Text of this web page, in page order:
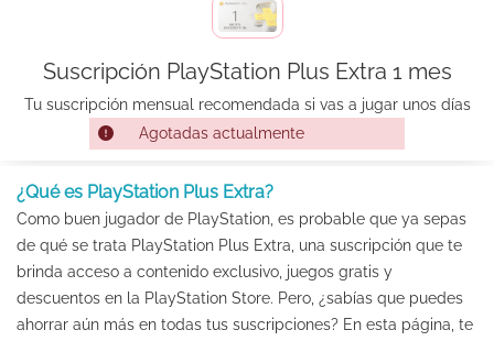
Suscripción PlayStation Plus Extra 1 mes
Tu suscripción mensual recomendada si vas a jugar unos días
Agotadas actualmente
¿Qué es PlayStation Plus Extra?
Como buen jugador de PlayStation, es probable que ya sepas
de qué se trata PlayStation Plus Extra, una suscripción que te
brinda acceso a contenido exclusivo, juegos gratis y
descuentos en la PlayStation Store. Pero, ¿sabías que puedes
ahorrar aún más en todas tus suscripciones? En esta página, te